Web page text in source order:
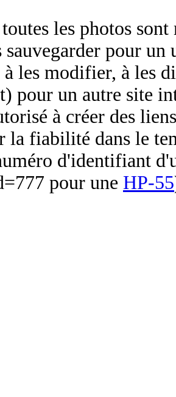
les photos sont
pour un
à les modifier, à les
pour un autre site
à créer des
la fiabilité dans le
d'identifiant
pour une HP-55